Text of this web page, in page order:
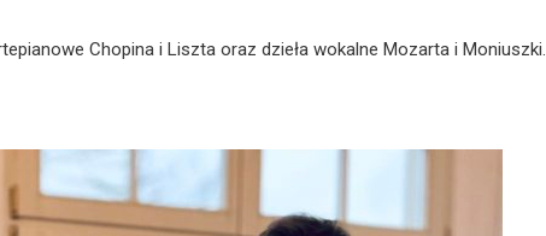
Chopina i Liszta oraz dzieła wokalne Mozarta i Moniuszki.